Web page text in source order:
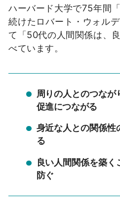
ハーバード大学で75年間
続けたロバート・ウォルデ
て「50代の人間関係は、
べています。
周りの人とのつなが
促進につながる
身近な人との関係性
る
良い人間関係を築
防ぐ